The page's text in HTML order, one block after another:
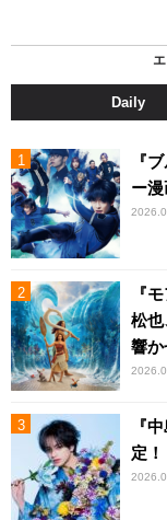
Daily
『
ー
『
松
響か
『
定！